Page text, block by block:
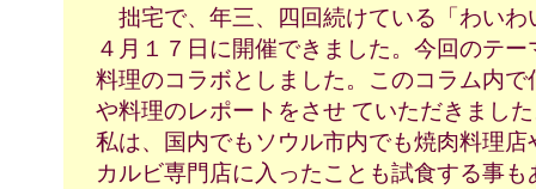
拙宅で、年三、四回続けている「わいわ
４月１７日に開催できました。今回のテ
料理のコラボとしました。このコラム内
や料理のレポートをさせ ていただきまし
私は、国内でもソウル市内でも焼肉料理店
カルビ専門店に入ったことも試食する事も